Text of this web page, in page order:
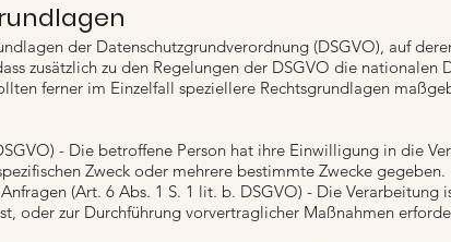
der Datenschutzgrundverordnung (DSGVO), auf
zusätzlich zu den Regelungen der DSGVO die nationalen
ferner im Einzelfall speziellere Rechtsgrundlagen
- Die betroffene Person hat ihre Einwilligung in die
Zweck oder mehrere bestimmte Zwecke gegeben.
(Art. 6 Abs. 1 S. 1 lit. b. DSGVO) - Die Verarbeitung
oder zur Durchführung vorvertraglicher Maßnahmen